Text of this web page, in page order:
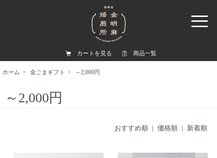
カートを見る 商品一覧
ホーム > 金ごまギフト > ～2,000円
～2,000円
おすすめ順 価格順 | 新着順